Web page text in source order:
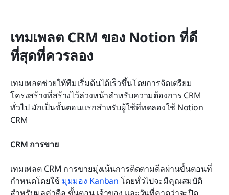
เทมเพลต CRM ของ Notion ที่ดี
ที่สุดที่ควรลอง
เทมเพลตช่วยให้ทีมเริ่มต้นได้เร็วขึ้นโดยการจัดเตรียม
โครงสร้างที่สร้างไว้ล่วงหน้าสำหรับความต้องการ CRM
ทั่วไป มักเป็นขั้นตอนแรกสำหรับผู้ใช้ที่ทดลองใช้ Notion
CRM
CRM การขาย
เทมเพลต CRM การขายมุ่งเน้นการติดตามดีลผ่านขั้นตอนที่
กำหนดโดยใช้ มุมมอง Kanban โดยทั่วไปจะมีคุณสมบัติ